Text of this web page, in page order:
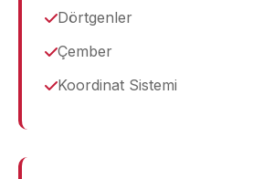
Dörtgenler
Çember
Koordinat Sistemi